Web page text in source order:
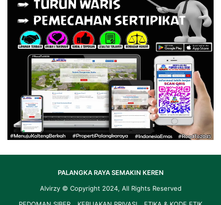
PALANGKA RAYA SEMAKIN KEREN
Alvirzy © Copyright 2024, All Rights Reserved